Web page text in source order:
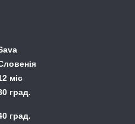
міс
град.
град.